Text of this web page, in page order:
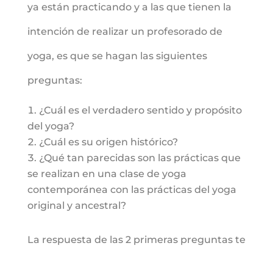
ya están practicando y a las que tienen la
intención de realizar un profesorado de
yoga, es que se hagan las siguientes
preguntas:
¿Cuál es el verdadero sentido y propósito
del yoga?
¿Cuál es su origen histórico?
¿Qué tan parecidas son las prácticas que
se realizan en una clase de yoga
contemporánea con las prácticas del yoga
original y ancestral?
La respuesta de las 2 primeras preguntas te